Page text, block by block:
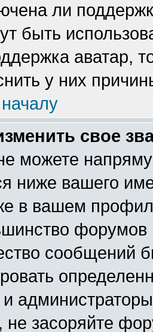
ли
быть
аватар,
у них
свое
можете
ниже вашего
в вашем
форумов
сообщений
не засоряйте